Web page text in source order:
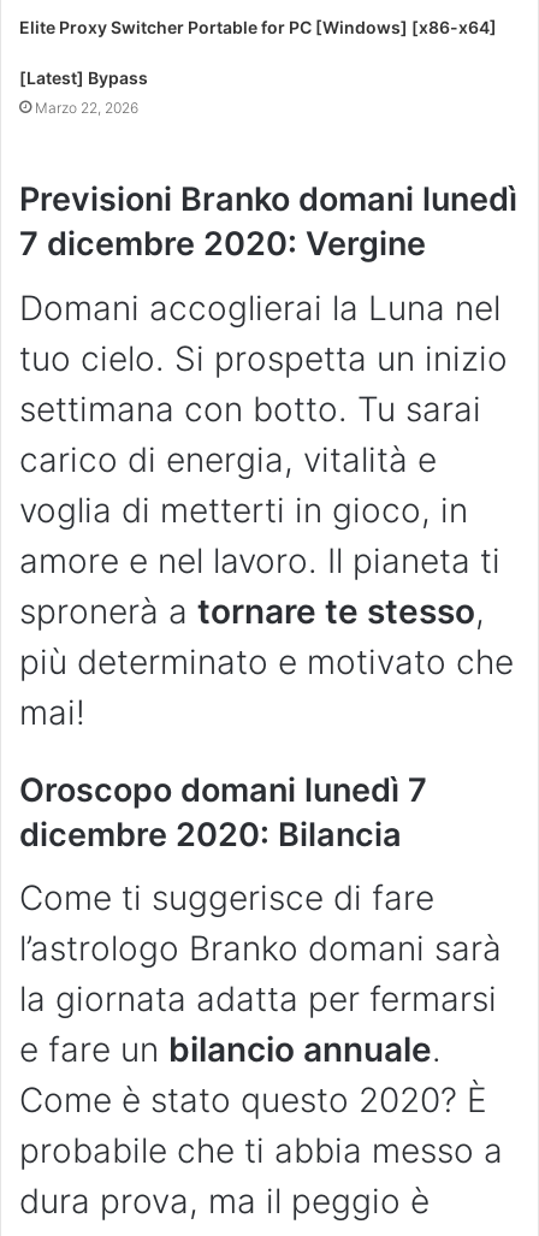
Elite Proxy Switcher Portable for PC [Windows] [x86-x64]
[Latest] Bypass
Marzo 22, 2026
Previsioni Branko domani lunedì
7 dicembre 2020: Vergine
Domani accoglierai la Luna nel
tuo cielo. Si prospetta un inizio
settimana con botto. Tu sarai
carico di energia, vitalità e
voglia di metterti in gioco, in
amore e nel lavoro. Il pianeta ti
spronerà a tornare te stesso,
più determinato e motivato che
mai!
Oroscopo domani lunedì 7
dicembre 2020: Bilancia
Come ti suggerisce di fare
l’astrologo Branko domani sarà
la giornata adatta per fermarsi
e fare un bilancio annuale.
Come è stato questo 2020? È
probabile che ti abbia messo a
dura prova, ma il peggio è